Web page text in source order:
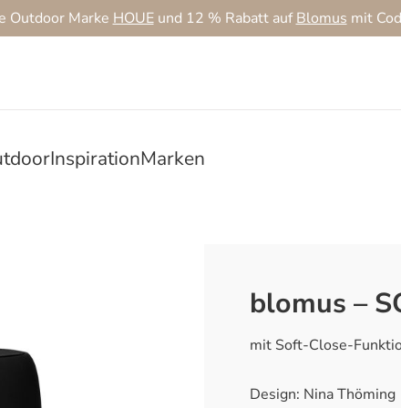
Outdoor Marke HOUEund 12 % Rabatt aufBlomus mit
InspirationMarken
blomus –
mit Soft-Close-
Design: Nina Thöming